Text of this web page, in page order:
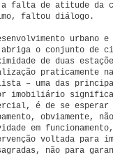
a falta de atitude da
faltou diálogo.
urbano
abriga o conjunto de
de duas
praticamente
– uma das
imobiliário
é de se esperar
obviamente,
em
voltada para
não para